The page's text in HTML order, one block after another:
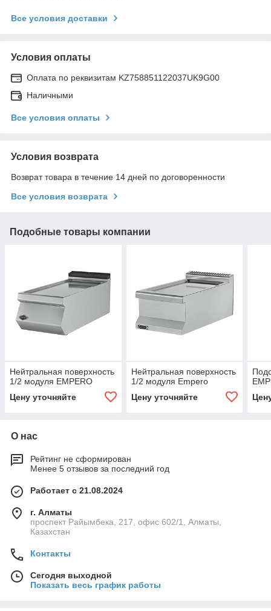
Все условия доставки
Условия оплаты
Оплата по реквизитам KZ758851122037UK9G00
Наличными
Все условия оплаты
Условия возврата
Возврат товара в течение 14 дней по договоренности
Все условия возврата
Подобные товары компании
Нейтральная поверхность
1/2 модуля EMPERO
Цену уточняйте
Нейтральная поверхность
1/2 модуля Empero
Цену уточняйте
О нас
Рейтинг не сформирован
Менее 5 отзывов за последний год
Работает с 21.08.2024
г. Алматы
проспект Райымбека, 217, офис 602/1, Алматы,
Казахстан
Контакты
Сегодня выходной
Показать весь график работы